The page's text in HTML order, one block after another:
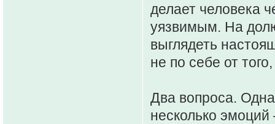
делает человека
уязвимым. На
выглядеть
не по себе от
Два вопроса.
несколько